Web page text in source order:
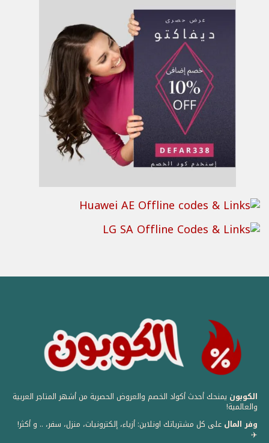
الكوبون يمنحك أحدث أكواد الخصم والعروض الحصرية من أشهر المتاجر العربية
والعالمية! ️
وفر المال على كل مشترياتك اونلاين: أزياء، إلكترونيات، منزل، سفر، .. و أكثر!
✈️